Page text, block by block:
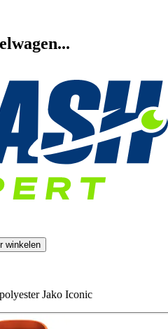
winkelen
Jako Iconic